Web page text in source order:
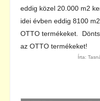
eddig közel 20.000 m2
idei évben eddig 8100
OTTO termékeket.
az OTTO termékeket!
Írta: